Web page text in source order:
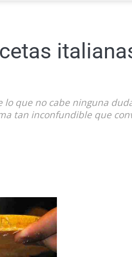
que no cabe ninguna
tan inconfundible que